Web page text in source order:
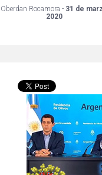
Oberdan Rocamora - 31 de
2020